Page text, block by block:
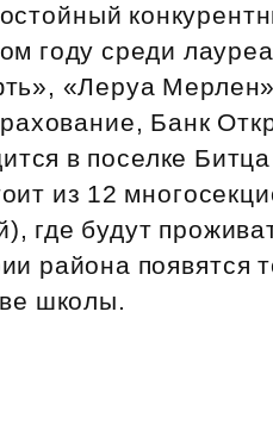
году среди
«Леруа
Банк
в поселке Битца
из 12
где будут
района появятся
школы.